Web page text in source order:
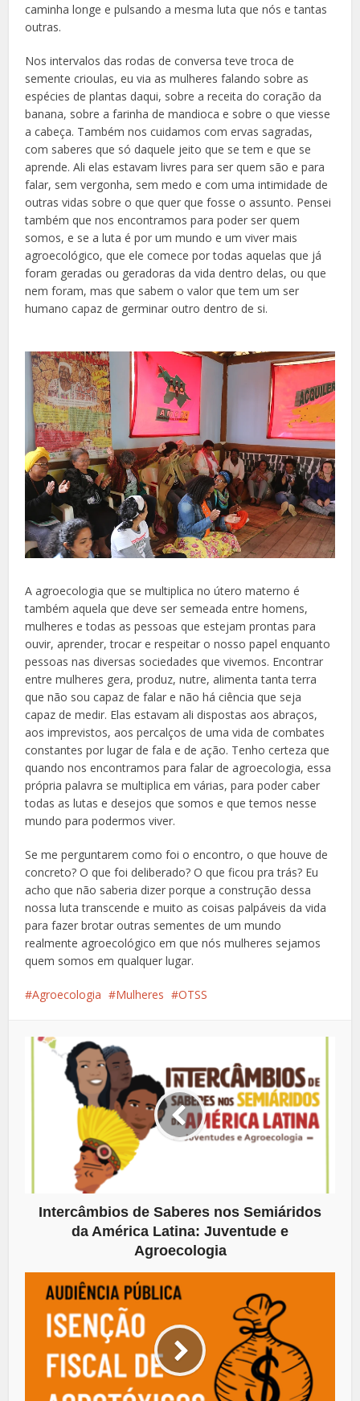
caminha longe e pulsando a mesma luta que nós e tantas
outras.
Nos intervalos das rodas de conversa teve troca de
semente crioulas, eu via as mulheres falando sobre as
espécies de plantas daqui, sobre a receita do coração da
banana, sobre a farinha de mandioca e sobre o que viesse
a cabeça. Também nos cuidamos com ervas sagradas,
com saberes que só daquele jeito que se tem e que se
aprende. Ali elas estavam livres para ser quem são e para
falar, sem vergonha, sem medo e com uma intimidade de
outras vidas sobre o que quer que fosse o assunto. Pensei
também que nos encontramos para poder ser quem
somos, e se a luta é por um mundo e um viver mais
agroecológico, que ele comece por todas aquelas que já
foram geradas ou geradoras da vida dentro delas, ou que
nem foram, mas que sabem o valor que tem um ser
humano capaz de germinar outro dentro de si.
A agroecologia que se multiplica no útero materno é
também aquela que deve ser semeada entre homens,
mulheres e todas as pessoas que estejam prontas para
ouvir, aprender, trocar e respeitar o nosso papel enquanto
pessoas nas diversas sociedades que vivemos. Encontrar
entre mulheres gera, produz, nutre, alimenta tanta terra
que não sou capaz de falar e não há ciência que seja
capaz de medir. Elas estavam ali dispostas aos abraços,
aos imprevistos, aos percalços de uma vida de combates
constantes por lugar de fala e de ação. Tenho certeza que
quando nos encontramos para falar de agroecologia, essa
própria palavra se multiplica em várias, para poder caber
todas as lutas e desejos que somos e que temos nesse
mundo para podermos viver.
Se me perguntarem como foi o encontro, o que houve de
concreto? O que foi deliberado? O que ficou pra trás? Eu
acho que não saberia dizer porque a construção dessa
nossa luta transcende e muito as coisas palpáveis da vida
para fazer brotar outras sementes de um mundo
realmente agroecológico em que nós mulheres sejamos
quem somos em qualquer lugar.
Agroecologia Mulheres OTSS
Intercâmbios de Saberes nos Semiáridos
da América Latina: Juventude e
Agroecologia